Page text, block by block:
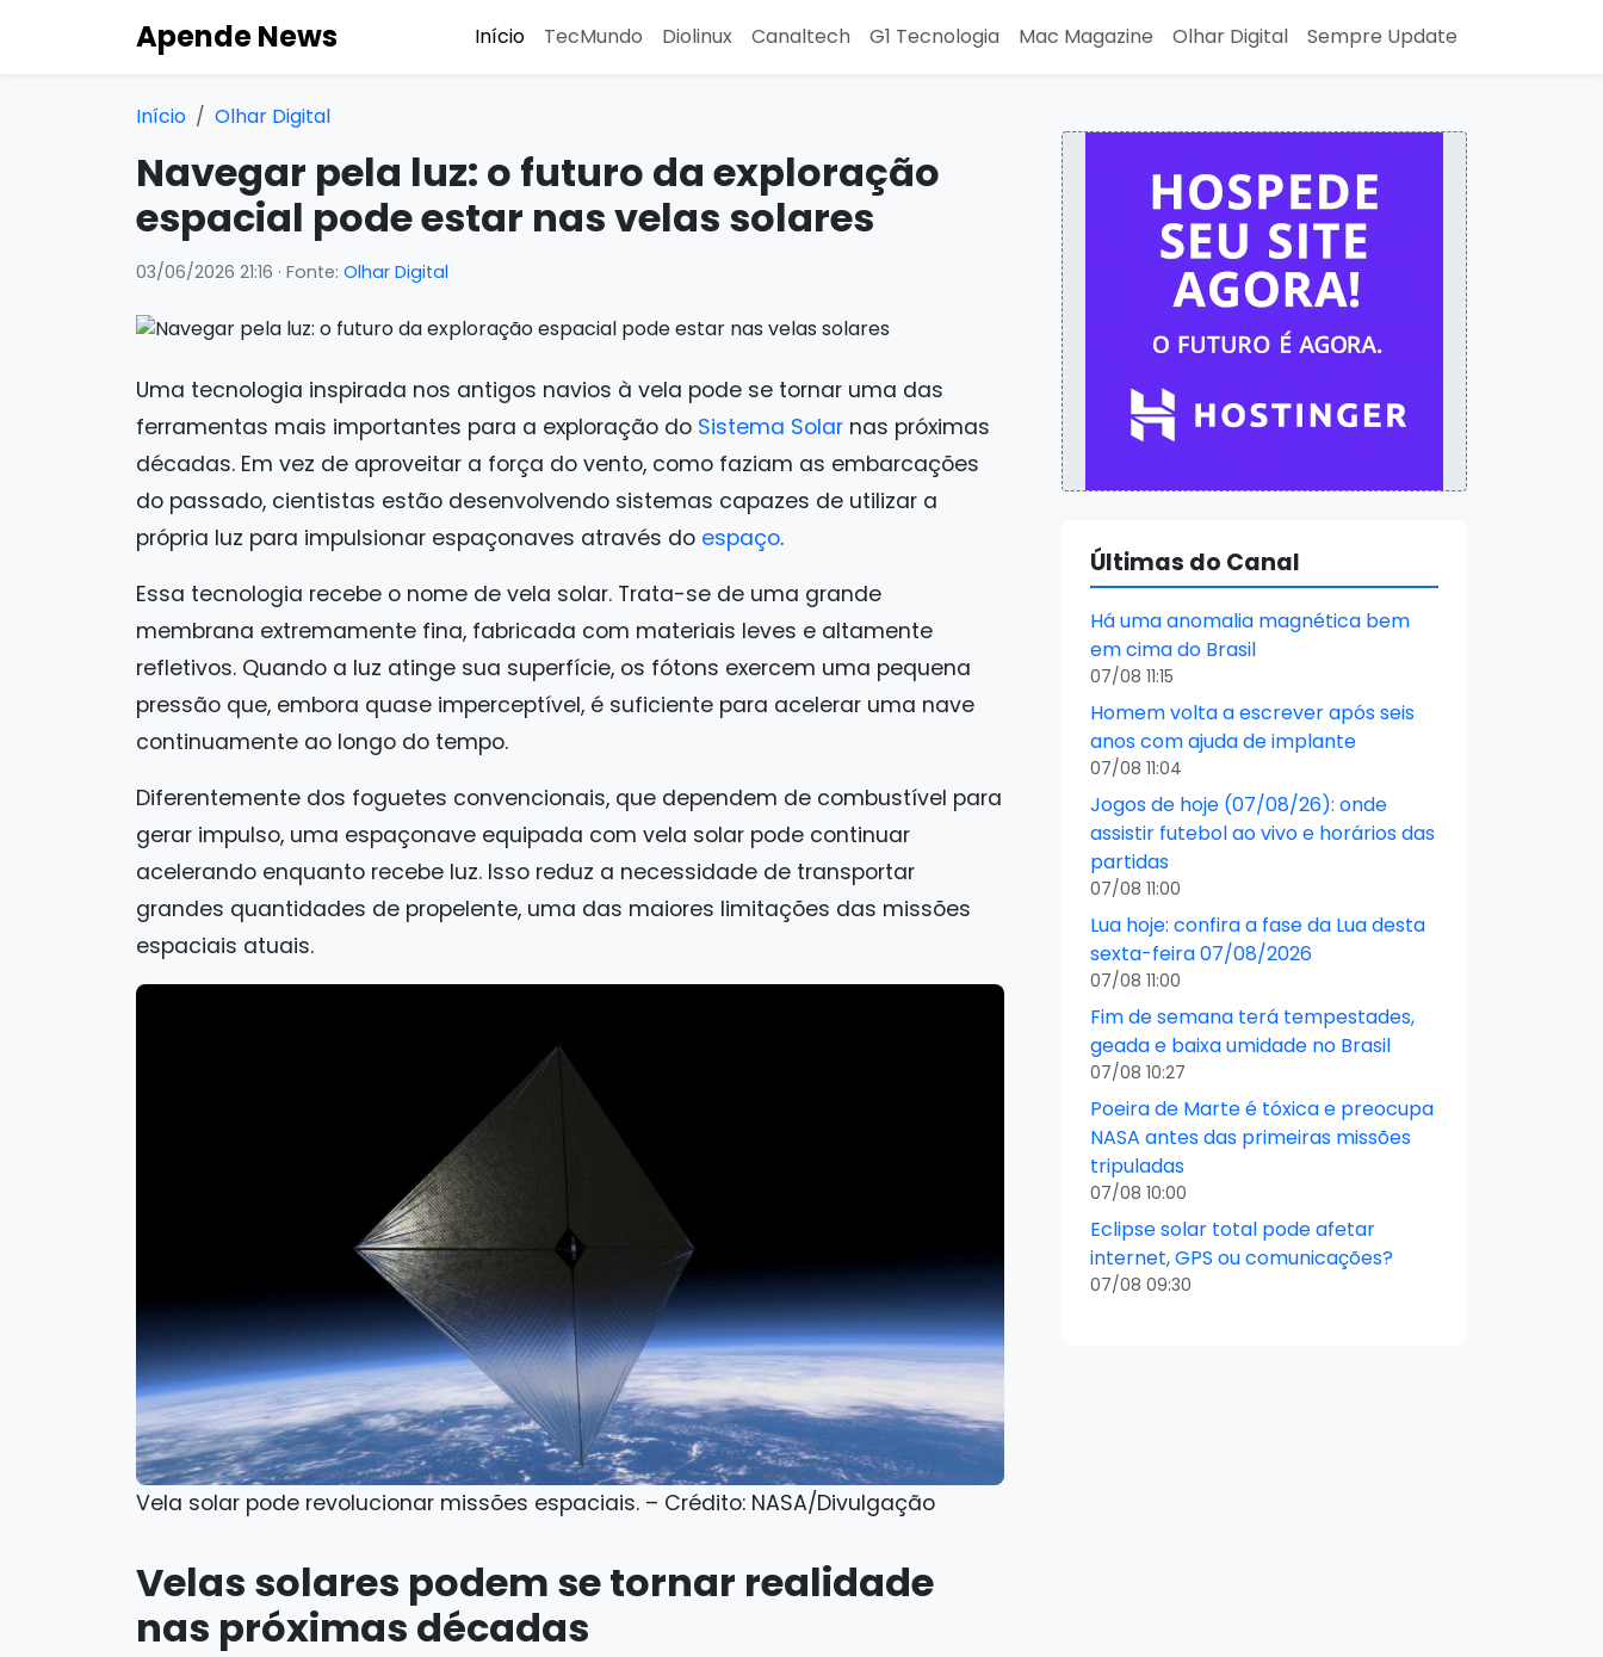
Apende News Início TecMundo Diolinux Canaltech G1 Tecnologia Mac Magazine Olhar Digital Sempre Update
Início Olhar Digital
Navegar pela luz: o futuro da exploração
espacial pode estar nas velas solares
03/06/2026 21:16 · Fonte: Olhar Digital
Uma tecnologia inspirada nos antigos navios à vela pode se tornar uma das
ferramentas mais importantes para a exploração do Sistema Solar nas próximas
décadas. Em vez de aproveitar a força do vento, como faziam as embarcações
do passado, cientistas estão desenvolvendo sistemas capazes de utilizar a
própria luz para impulsionar espaçonaves através do espaço.
Essa tecnologia recebe o nome de vela solar. Trata-se de uma grande
membrana extremamente fina, fabricada com materiais leves e altamente
refletivos. Quando a luz atinge sua superfície, os fótons exercem uma pequena
pressão que, embora quase imperceptível, é suficiente para acelerar uma nave
continuamente ao longo do tempo.
Diferentemente dos foguetes convencionais, que dependem de combustível para
gerar impulso, uma espaçonave equipada com vela solar pode continuar
acelerando enquanto recebe luz. Isso reduz a necessidade de transportar
grandes quantidades de propelente, uma das maiores limitações das missões
espaciais atuais.
Vela solar pode revolucionar missões espaciais. – Crédito: NASA/Divulgação
Velas solares podem se tornar realidade
nas próximas décadas
Últimas do Canal
Há uma anomalia magnética bem
em cima do Brasil
07/08 11:15
Homem volta a escrever após seis
anos com ajuda de implante
07/08 11:04
Jogos de hoje (07/08/26): onde
assistir futebol ao vivo e horários das
partidas
07/08 11:00
Lua hoje: confira a fase da Lua desta
sexta-feira 07/08/2026
07/08 11:00
Fim de semana terá tempestades,
geada e baixa umidade no Brasil
07/08 10:27
Poeira de Marte é tóxica e preocupa
NASA antes das primeiras missões
tripuladas
07/08 10:00
Eclipse solar total pode afetar
internet, GPS ou comunicações?
07/08 09:30